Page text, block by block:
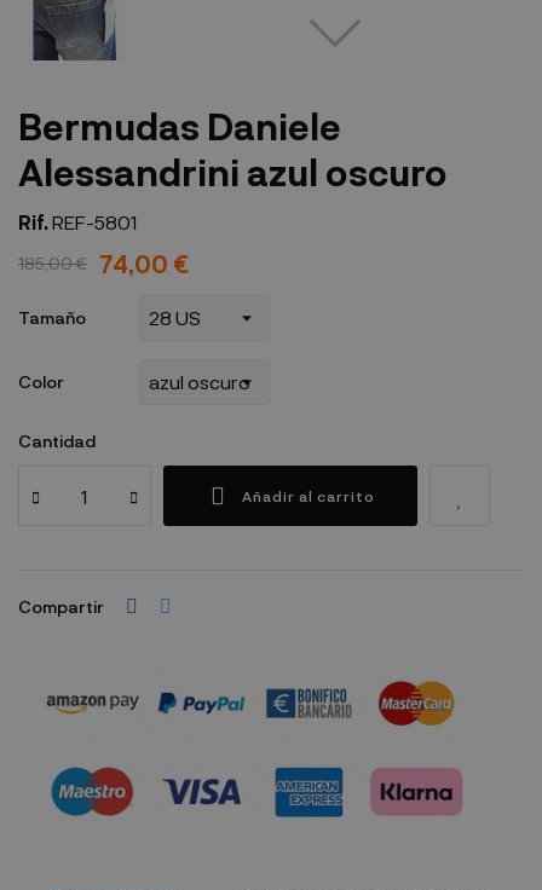
Bermudas Daniele
Alessandrini azul oscuro
Rif.REF-5801
185,00 € 74,00 €
Tamaño
Color
Cantidad
Añadir al carrito
Compartir